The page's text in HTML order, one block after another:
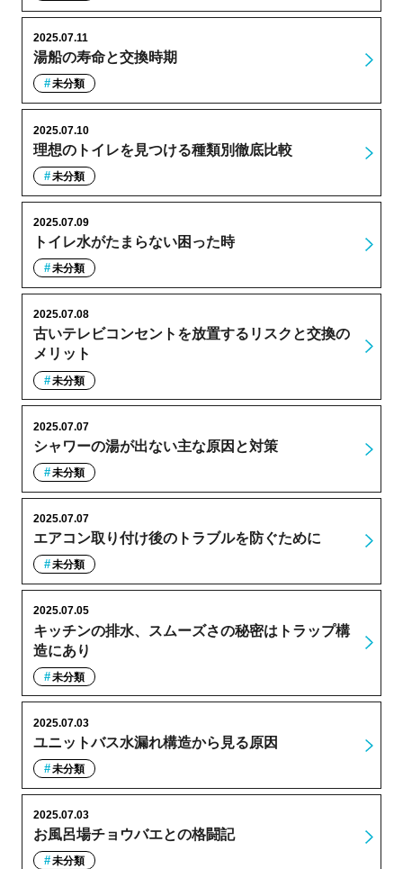
湯船の寿命と交換時期
2025.07.11
未分類
理想のトイレを見つける種類別徹底比較
2025.07.10
未分類
トイレ水がたまらない困った時
2025.07.09
未分類
古いテレビコンセントを放置するリスクと交換の
メリット
2025.07.08
未分類
シャワーの湯が出ない主な原因と対策
2025.07.07
未分類
エアコン取り付け後のトラブルを防ぐために
2025.07.07
未分類
キッチンの排水、スムーズさの秘密はトラップ構
造にあり
2025.07.05
未分類
ユニットバス水漏れ構造から見る原因
2025.07.03
未分類
お風呂場チョウバエとの格闘記
2025.07.03
未分類